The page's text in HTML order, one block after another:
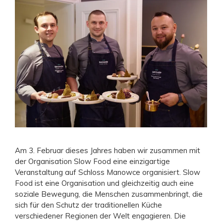
Am 3. Februar dieses Jahres haben wir zusammen mit
der Organisation Slow Food eine einzigartige
Veranstaltung auf Schloss Manowce organisiert. Slow
Food ist eine Organisation und gleichzeitig auch eine
soziale Bewegung, die Menschen zusammenbringt, die
sich für den Schutz der traditionellen Küche
verschiedener Regionen der Welt engagieren. Die